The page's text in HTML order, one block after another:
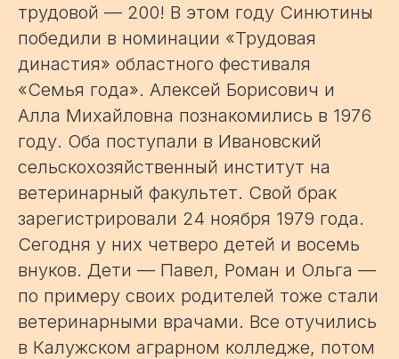
трудовой — 200! В этом году Синютины
победили в номинации «Трудовая
династия» областного фестиваля
«Семья года». Алексей Борисович и
Алла Михайловна познакомились в 1976
году. Оба поступали в Ивановский
сельскохозяйственный институт на
ветеринарный факультет. Свой брак
зарегистрировали 24 ноября 1979 года.
Сегодня у них четверо детей и восемь
внуков. Дети — Павел, Роман и Ольга —
по примеру своих родителей тоже стали
ветеринарными врачами. Все отучились
в Калужском аграрном колледже, потом